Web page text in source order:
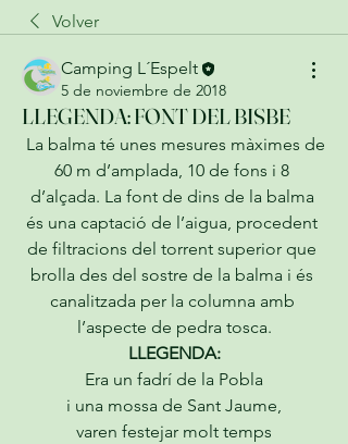
Volver
Camping L´Espelt
5 de noviembre de 2018
LLEGENDA: FONT DEL BISBE
60 m d’amplada, 10 de fons i 8
d’alçada. La font de dins de la balma
és una captació de l’aigua, procedent
de filtracions del torrent superior que
brolla des del sostre de la balma i és
canalitzada per la columna amb
l’aspecte de pedra tosca.
LLEGENDA:
Era un fadrí de la Pobla
i una mossa de Sant Jaume,
varen festejar molt temps